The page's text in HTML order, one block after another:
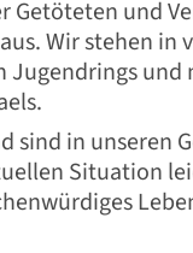
Getöteten und
Wir stehen
Jugendrings
sind in unseren
Situation